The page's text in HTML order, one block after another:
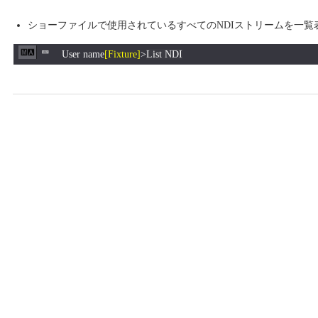
ショーファイルで使用されているすべてのNDIストリームを一覧
User name[Fixture]>List NDI